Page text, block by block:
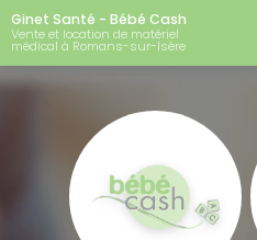
Aller
au
contenu
principal
Ginet Santé - Bébé Cash
Vente et location de matériel
médical à Romans-sur-Isère